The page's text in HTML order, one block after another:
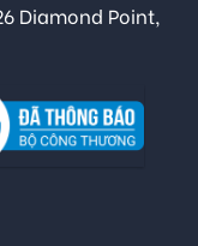
Diamond Point,